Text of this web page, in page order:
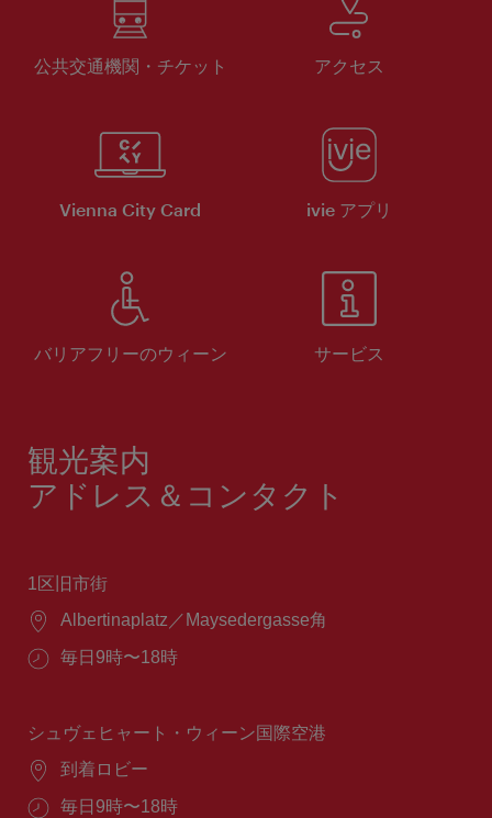
公共交通機関・チケット アクセス
Vienna City Card ivie アプリ
バリアフリーのウィーン サービス
観光案内
アドレス＆コンタクト
1区旧市街
場
Albertinaplatz／Maysedergasse角
営
間：
毎日9時〜18時
シュヴェヒャート・ウィーン国際空港
場
到着ロビー
営
毎日9時〜18時